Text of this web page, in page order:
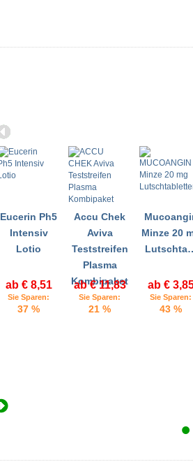
Eucerin Ph5
Intensiv
Lotio
ab € 8,51
Sie Sparen:
37 %
Accu Chek
Aviva
Teststreifen
Plasma
Kombipaket
ab € 11,83
Sie Sparen:
21 %
Minze 20
ab €
Sie Sparen:
43 %